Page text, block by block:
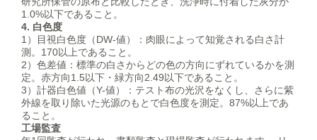
1.0%以下であること。
4. 白色度
1）目視白色度（DW-値）：肉眼によって知覚される白さ計
測。170以上であること。
2）色差値：標準の白さからどの色の方向にずれているかを測
定。赤方向1.5以下・緑方向2.49以下であること。
3）計器白色値（Y-値）：テスト布の光沢をなくし、さらに紫
外線を取り除いた光源のもとで白色度を測定。87%以上であ
ること。
工場監査